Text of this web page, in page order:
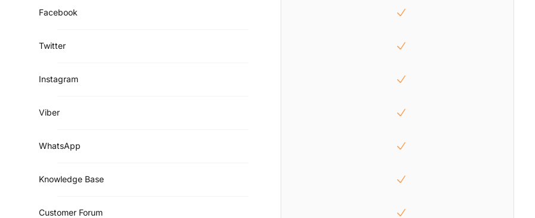
Facebook
Twitter
Instagram
Viber
WhatsApp
Knowledge Base
Customer Forum